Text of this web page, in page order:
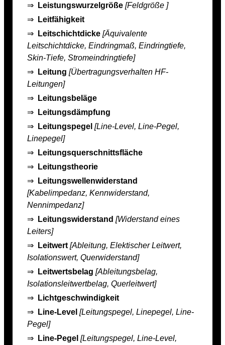
⇒
Leistungswurzelgröße [Feldgröße ]
⇒
Leitfähigkeit
⇒
Leitschichtdicke [Äquivalente
Leitschichtdicke, Eindringmaß, Eindringtiefe,
Skin-Tiefe, Stromeindringtiefe]
⇒
Leitung [Übertragungsverhalten HF-
Leitungen]
⇒
Leitungsbeläge
⇒
Leitungsdämpfung
⇒
Leitungspegel [Line-Level, Line-Pegel,
Linepegel]
⇒
Leitungsquerschnittsfläche
⇒
Leitungstheorie
⇒
Leitungswellenwiderstand
[Kabelimpedanz, Kennwiderstand,
Nennimpedanz]
⇒
Leitungswiderstand [Widerstand eines
Leiters]
⇒
Leitwert [Ableitung, Elektischer Leitwert,
Isolationswert, Querwiderstand]
⇒
Leitwertsbelag [Ableitungsbelag,
Isolationsleitwertbelag, Querleitwert]
⇒
Lichtgeschwindigkeit
⇒
Line-Level [Leitungspegel, Linepegel, Line-
Pegel]
⇒
Line-Pegel [Leitungspegel, Line-Level,